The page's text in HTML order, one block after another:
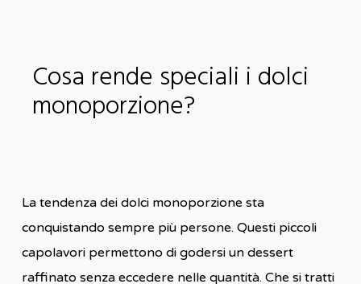
Cosa rende speciali i dolci
monoporzione?
La tendenza dei dolci monoporzione sta
conquistando sempre più persone. Questi piccoli
capolavori permettono di godersi un dessert
raffinato senza eccedere nelle quantità. Che si tratti